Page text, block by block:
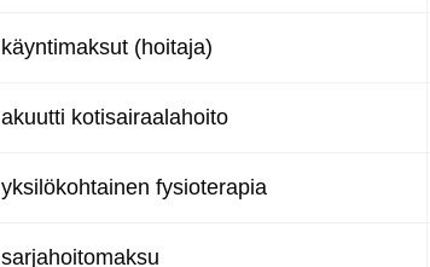
käyn­ti­mak­sut (hoi­ta­ja)
akuut­ti ko­ti­sai­raa­la­hoi­to
yk­si­lö­koh­tai­nen fy­sio­te­ra­pia
sar­ja­hoi­to­mak­su